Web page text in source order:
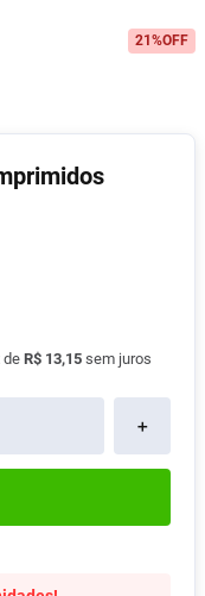
21%OFF
deR$ 13,15 sem juros
＋